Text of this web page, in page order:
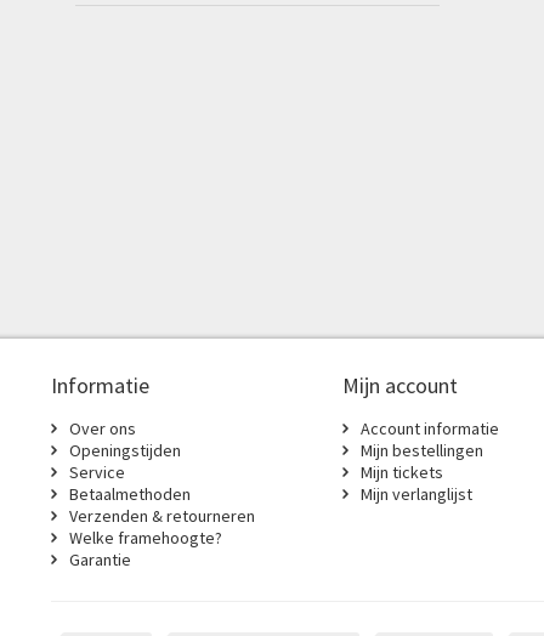
Informatie
Over ons
Openingstijden
Service
Betaalmethoden
Verzenden & retourneren
Welke framehoogte?
Garantie
Mijn account
Account informatie
Mijn bestellingen
Mijn tickets
Mijn verlanglijst